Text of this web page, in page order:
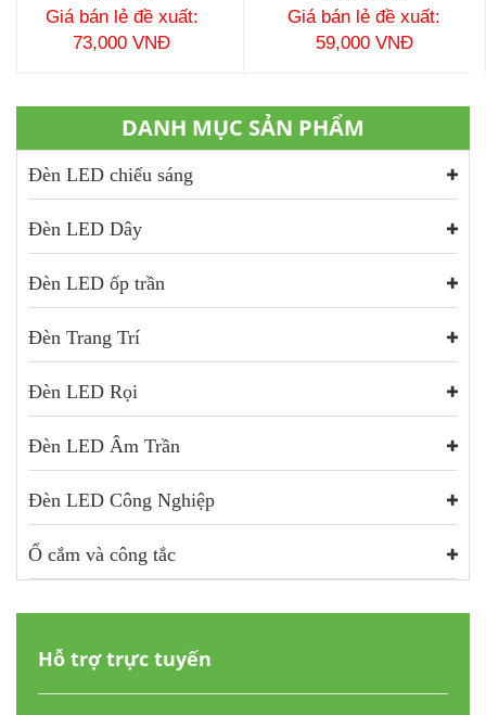
Giá bán lẻ đề xuất:
73,000 VNĐ
Giá bán lẻ đề xuất:
59,000 VNĐ
DANH MỤC SẢN PHẨM
Đèn LED chiếu sáng
Đèn LED Dây
Đèn LED ốp trần
Đèn Trang Trí
Đèn LED Rọi
Đèn LED Âm Trần
Đèn LED Công Nghiệp
Ổ cắm và công tắc
Hỗ trợ trực tuyến